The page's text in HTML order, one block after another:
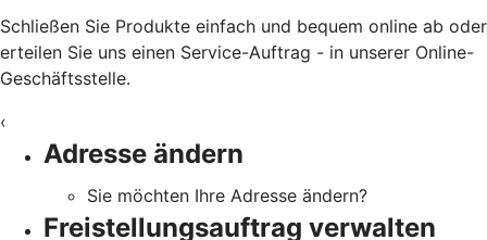
Schließen Sie Produkte einfach und bequem online ab oder
erteilen Sie uns einen Service-Auftrag - in unserer Online-
Geschäftsstelle.
‹
Adresse ändern
Sie möchten Ihre Adresse ändern?
Freistellungsauftrag verwalten